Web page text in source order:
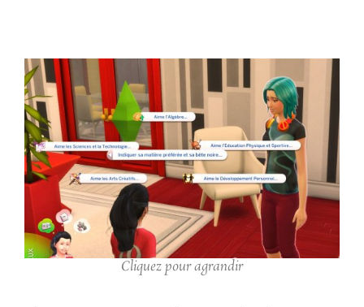
Cliquez pour agrandir